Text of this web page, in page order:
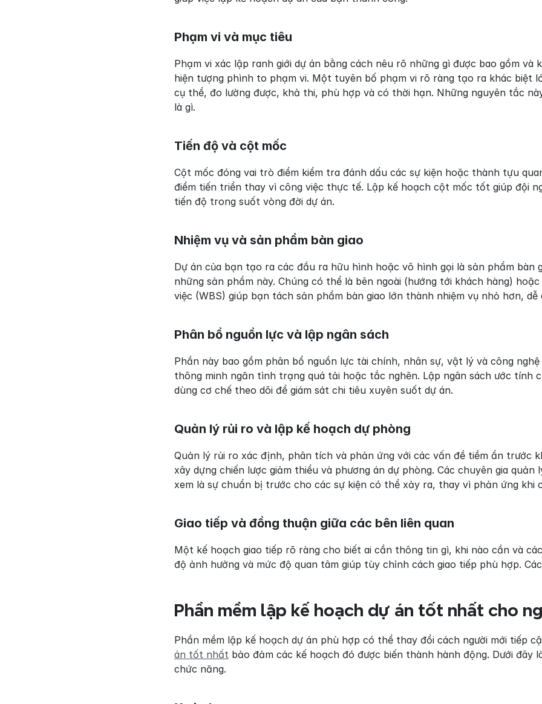
Phạm vi và mục tiêu
Phạm vi xác lập ranh giới dự án bằng cách nêu rõ những gì được bao gồm
hiện tượng phình to phạm vi. Một tuyên bố phạm vi rõ ràng tạo ra khác biệt
cụ thể, đo lường được, khả thi, phù hợp và có thời hạn. Những nguyên tắc
là gì.
Tiến độ và cột mốc
Cột mốc đóng vai trò điểm kiểm tra đánh dấu các sự kiện hoặc thành tựu
điểm tiến triển thay vì công việc thực tế. Lập kế hoạch cột mốc tốt giúp đội
tiến độ trong suốt vòng đời dự án.
Nhiệm vụ và sản phẩm bàn giao
Dự án của bạn tạo ra các đầu ra hữu hình hoặc vô hình gọi là sản phẩm
những sản phẩm này. Chúng có thể là bên ngoài (hướng tới khách hàng)
việc (WBS) giúp bạn tách sản phẩm bàn giao lớn thành nhiệm vụ nhỏ hơn,
Phân bổ nguồn lực và lập ngân sách
Phần này bao gồm phân bổ nguồn lực tài chính, nhân sự, vật lý và công
thông minh ngăn tình trạng quá tải hoặc tắc nghẽn. Lập ngân sách ước tính
dùng cơ chế theo dõi để giám sát chi tiêu xuyên suốt dự án.
Quản lý rủi ro và lập kế hoạch dự phòng
Quản lý rủi ro xác định, phân tích và phản ứng với các vấn đề tiềm ẩn trước
xây dựng chiến lược giảm thiểu và phương án dự phòng. Các chuyên gia
xem là sự chuẩn bị trước cho các sự kiện có thể xảy ra, thay vì phản ứng khi
Giao tiếp và đồng thuận giữa các bên liên quan
Một kế hoạch giao tiếp rõ ràng cho biết ai cần thông tin gì, khi nào cần và
độ ảnh hưởng và mức độ quan tâm giúp tùy chỉnh cách giao tiếp phù hợp.
Phần mềm lập kế hoạch dự án tốt nhất cho
Phần mềm lập kế hoạch dự án phù hợp có thể thay đổi cách người mới tiếp
án tốt nhất bảo đảm các kế hoạch đó được biến thành hành động. Dưới
chức năng.